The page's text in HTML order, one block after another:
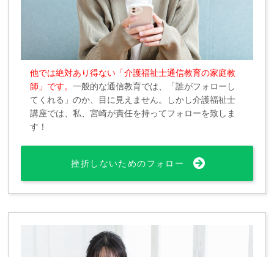
他では絶対あり得ない「介護福祉士通信教育の家庭教
師」です。一般的な通信教育では、「誰がフォローし
てくれる」のか、目に見えません。しかし介護福祉士
講座では、私、宮崎が責任を持ってフォローを致しま
す！
挫折しないためのフォロー